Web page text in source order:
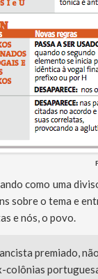
como uma
sobre o tema e
e nós, o povo.
premiado,